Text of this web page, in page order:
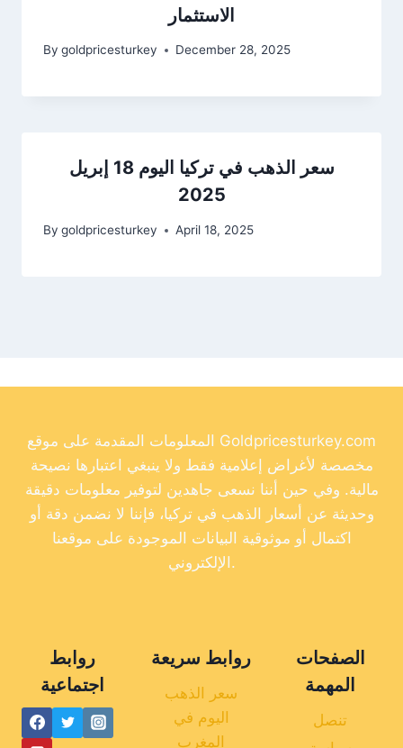
الاستثمار
By goldpricesturkey December 28, 2025
سعر الذهب في تركيا اليوم 18 إبريل
2025
By goldpricesturkey April 18, 2025
المعلومات المقدمة على موقع Goldpricesturkey.com
مخصصة لأغراض إعلامية فقط ولا ينبغي اعتبارها نصيحة
مالية. وفي حين أننا نسعى جاهدين لتوفير معلومات دقيقة
وحديثة عن أسعار الذهب في تركيا، فإننا لا نضمن دقة أو
اكتمال أو موثوقية البيانات الموجودة على موقعنا
الإلكتروني.
روابط
اجتماعية
روابط سريعة
سعر الذهب
اليوم في
المغرب
الصفحات
المهمة
تنصل